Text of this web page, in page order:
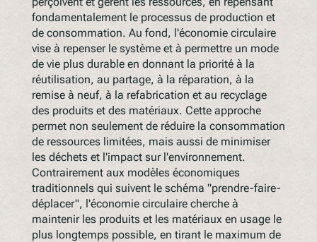
fondamentalement le processus de production et
de consommation. Au fond, l'économie circulaire
vise à repenser le système et à permettre un mode
de vie plus durable en donnant la priorité à la
réutilisation, au partage, à la réparation, à la
remise à neuf, à la refabrication et au recyclage
des produits et des matériaux. Cette approche
permet non seulement de réduire la consommation
de ressources limitées, mais aussi de minimiser
les déchets et l'impact sur l'environnement.
Contrairement aux modèles économiques
traditionnels qui suivent le schéma "prendre-faire-
déplacer", l'économie circulaire cherche à
maintenir les produits et les matériaux en usage le
plus longtemps possible, en tirant le maximum de